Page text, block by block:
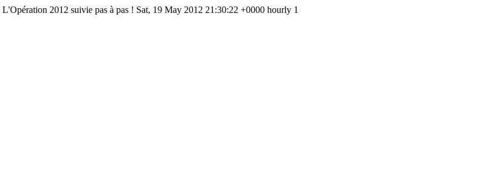
L'Opération 2012 suivie pas à pas ! Sat, 19 May 2012 21:30:22 +0000 hourly 1